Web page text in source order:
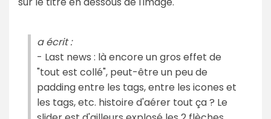
a écrit :
- Last news : là encore un gros effet de
"tout est collé", peut-être un peu de
padding entre les tags, entre les icones et
les tags, etc. histoire d'aérer tout ça ? Le